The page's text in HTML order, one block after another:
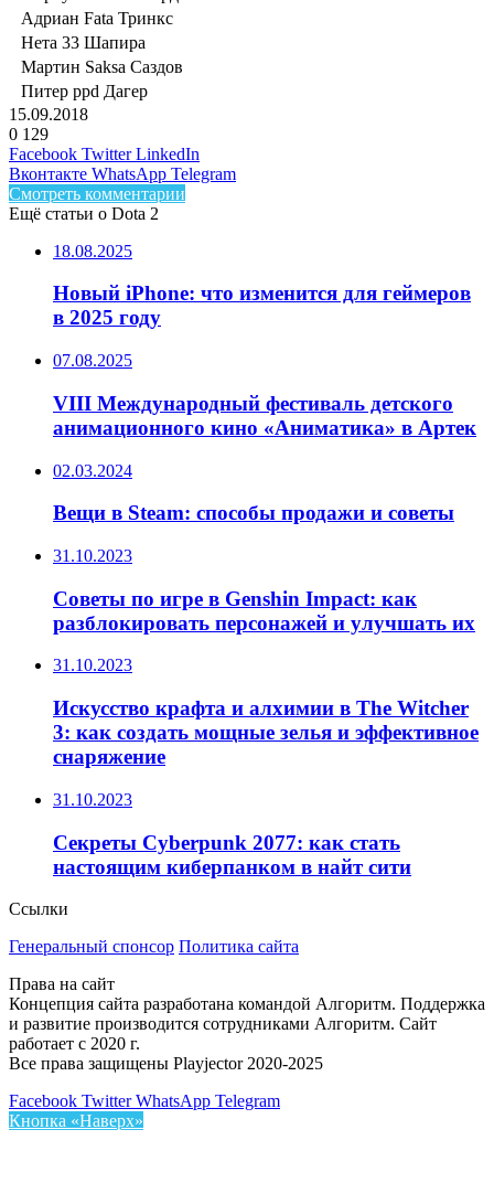
Адриан Fata Тринкс
Нета 33 Шапира
Мартин Saksa Саздов
Питер ppd Дагер
15.09.2018
0 129
Facebook Twitter LinkedIn
Вконтакте WhatsApp Telegram
Смотреть комментарии
Ещё статьи о Dota 2
18.08.2025
Новый iPhone: что изменится для геймеров
в 2025 году
07.08.2025
VIII Международный фестиваль детского
анимационного кино «Аниматика» в Артек
02.03.2024
Вещи в Steam: способы продажи и советы
31.10.2023
Советы по игре в Genshin Impact: как
разблокировать персонажей и улучшать их
31.10.2023
Искусство крафта и алхимии в The Witcher
3: как создать мощные зелья и эффективное
снаряжение
31.10.2023
Секреты Cyberpunk 2077: как стать
настоящим киберпанком в найт сити
Ссылки
Генеральный спонсор Политика сайта
Права на сайт
Концепция сайта разработана командой Алгоритм. Поддержка
и развитие производится сотрудниками Алгоритм. Сайт
работает с 2020 г.
Все права защищены Playjector 2020-2025
Facebook Twitter WhatsApp Telegram
Кнопка «Наверх»